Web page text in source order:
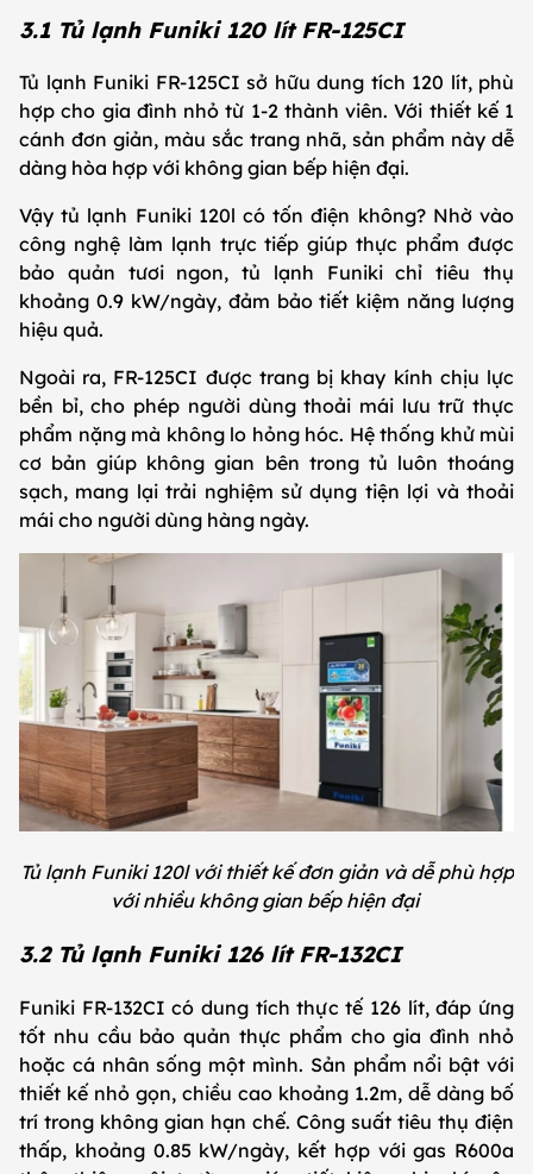
3.1 Tủ lạnh Funiki 120 lít FR-125CI
Tủ lạnh Funiki FR-125CI sở hữu dung tích 120 lít, phù
hợp cho gia đình nhỏ từ 1-2 thành viên. Với thiết kế 1
cánh đơn giản, màu sắc trang nhã, sản phẩm này dễ
dàng hòa hợp với không gian bếp hiện đại.
Vậy tủ lạnh Funiki 120l có tốn điện không? Nhờ vào
công nghệ làm lạnh trực tiếp giúp thực phẩm được
bảo quản tươi ngon, tủ lạnh Funiki chỉ tiêu thụ
khoảng 0.9 kW/ngày, đảm bảo tiết kiệm năng lượng
hiệu quả.
Ngoài ra, FR-125CI được trang bị khay kính chịu lực
bền bỉ, cho phép người dùng thoải mái lưu trữ thực
phẩm nặng mà không lo hỏng hóc. Hệ thống khử mùi
cơ bản giúp không gian bên trong tủ luôn thoáng
sạch, mang lại trải nghiệm sử dụng tiện lợi và thoải
mái cho người dùng hàng ngày.
Tủ lạnh Funiki 120l với thiết kế đơn giản và dễ phù hợp
với nhiều không gian bếp hiện đại
3.2 Tủ lạnh Funiki 126 lít FR-132CI
Funiki FR-132CI có dung tích thực tế 126 lít, đáp ứng
tốt nhu cầu bảo quản thực phẩm cho gia đình nhỏ
hoặc cá nhân sống một mình. Sản phẩm nổi bật với
thiết kế nhỏ gọn, chiều cao khoảng 1.2m, dễ dàng bố
trí trong không gian hạn chế. Công suất tiêu thụ điện
thấp, khoảng 0.85 kW/ngày, kết hợp với gas R600a